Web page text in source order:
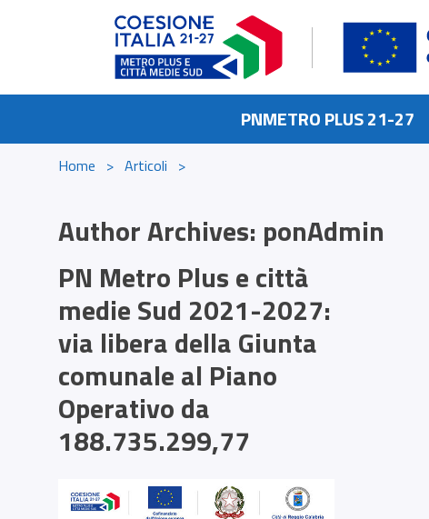
PNMETRO PLUS 21-27
Home > Articoli >
Author Archives: ponAdmin
PN Metro Plus e città
medie Sud 2021-2027:
via libera della Giunta
comunale al Piano
Operativo da
188.735.299,77